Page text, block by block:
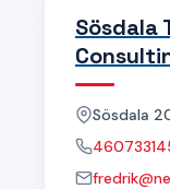
Sösdala
Sösdala